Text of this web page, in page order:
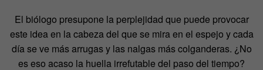
El biólogo presupone la perplejidad que puede provocar
este idea en la cabeza del que se mira en el espejo y cada
día se ve más arrugas y las nalgas más colganderas. ¿No
es eso acaso la huella irrefutable del paso del tiempo?